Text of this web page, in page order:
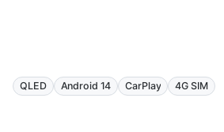
QLED Android 14 CarPlay 4G SIM